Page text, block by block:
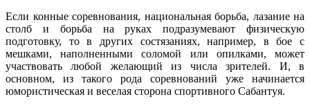
Если конные соревнования, национальная борьба, лазание на
столб и борьба на руках подразумевают физическую
подготовку, то в других состязаниях, например, в бое с
мешками, наполненными соломой или опилками, может
участвовать любой желающий из числа зрителей. И, в
основном, из такого рода соревнований уже начинается
юмористическая и веселая сторона спортивного Сабантуя.